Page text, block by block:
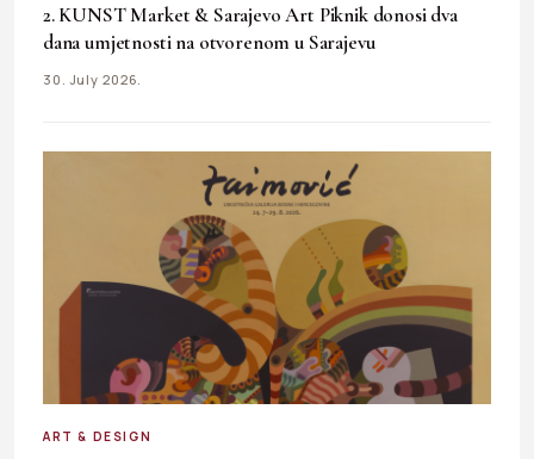
2. KUNST Market & Sarajevo Art Piknik donosi dva
dana umjetnosti na otvorenom u Sarajevu
30. July 2026.
ART & DESIGN